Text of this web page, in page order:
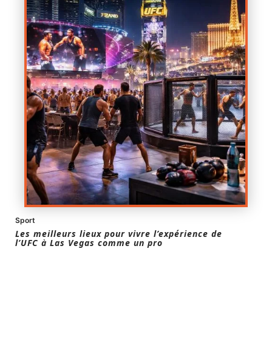
Sport
Les meilleurs lieux pour vivre l’expérience de
l’UFC à Las Vegas comme un pro